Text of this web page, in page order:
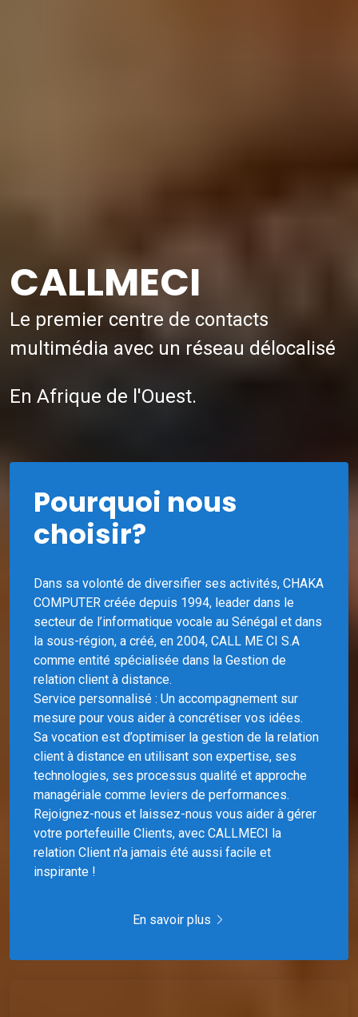
CALLMECI
multimédia avec un réseau délocalisé
Pourquoi nous
choisir?
COMPUTER créée depuis 1994, leader dans le
secteur de l’informatique vocale au Sénégal et dans
la sous-région, a créé, en 2004, CALL ME CI S.A
comme entité spécialisée dans la Gestion de
relation client à distance.
Service personnalisé : Un accompagnement sur
mesure pour vous aider à concrétiser vos idées.
Sa vocation est d’optimiser la gestion de la relation
client à distance en utilisant son expertise, ses
technologies, ses processus qualité et approche
managériale comme leviers de performances.
Rejoignez-nous et laissez-nous vous aider à gérer
votre portefeuille Clients, avec CALLMECI la
relation Client n'a jamais été aussi facile et
inspirante !